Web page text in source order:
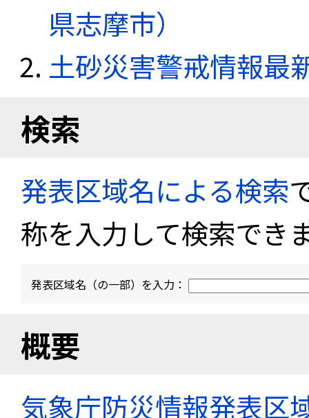
県志摩市）
土砂災害警戒情報最
検索
発表区域名による検索
称を入力して検索でき
発表区域名（の一部）を入力：
概要
気象庁防災情報発表区